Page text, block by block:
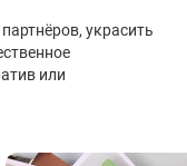
украсить
или